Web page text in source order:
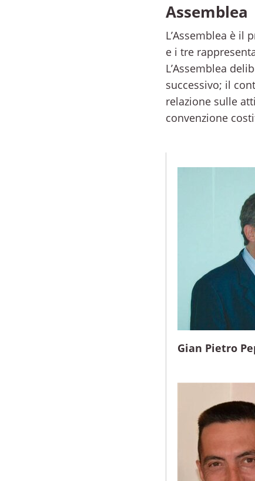
Assemblea
L’Assemblea è il
e i tre
L’Assemblea
successivo; il
relazione sulle
convenzione
Gian Pietro